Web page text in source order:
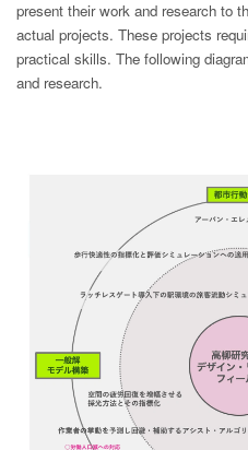
present their work and research to
actual projects. These projects
practical skills. The following
and research.